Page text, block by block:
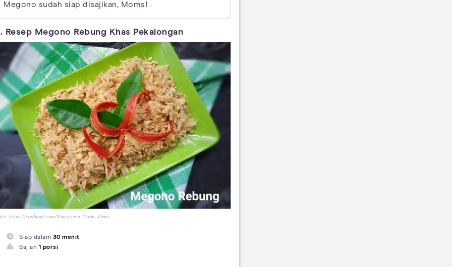
Megono sudah siap disajikan, Moms!
Resep Megono Rebung Khas Pekalongan
https://cookpad.com/Nugraheni Utami Dewi
Siap dalam 30 menit
Sajian 1 porsi